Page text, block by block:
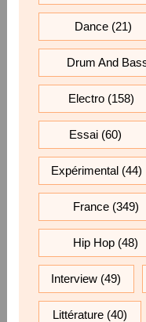
Dance(21)
Drum And
Electro (158)
Essai (60)
Expérimental (44)
France (349)
Hip Hop (48)
Interview (49)
Littérature(40)